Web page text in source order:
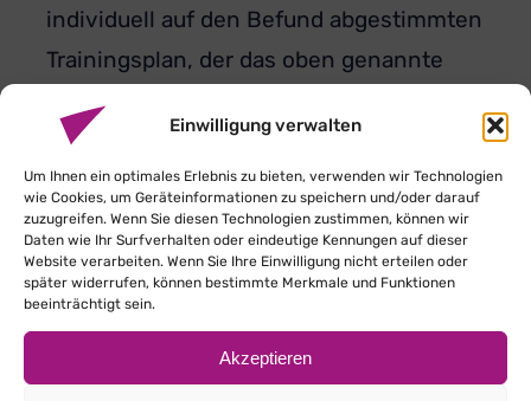
Einwilligung verwalten
Um Ihnen ein optimales Erlebnis zu bieten, verwenden wir Technologien
wie Cookies, um Geräteinformationen zu speichern und/oder darauf
zuzugreifen. Wenn Sie diesen Technologien zustimmen, können wir
Daten wie Ihr Surfverhalten oder eindeutige Kennungen auf dieser
Website verarbeiten. Wenn Sie Ihre Einwilligung nicht erteilen oder
später widerrufen, können bestimmte Merkmale und Funktionen
beeinträchtigt sein.
Akzeptieren
individuell auf den Befund abgestimmten
Trainingsplan, der das oben genannte
Ziel verfolgt und somit den
Heilungsprozess nachhaltig unterstützt.
Die Krankengymnastik am Gerät spielt
jedoch nicht ausschließlich in der
Rehabilitation, beispielsweise nach
Kreuzband-, Meniskus-, Sprunggelenk-
Rolle. Diese medizinische